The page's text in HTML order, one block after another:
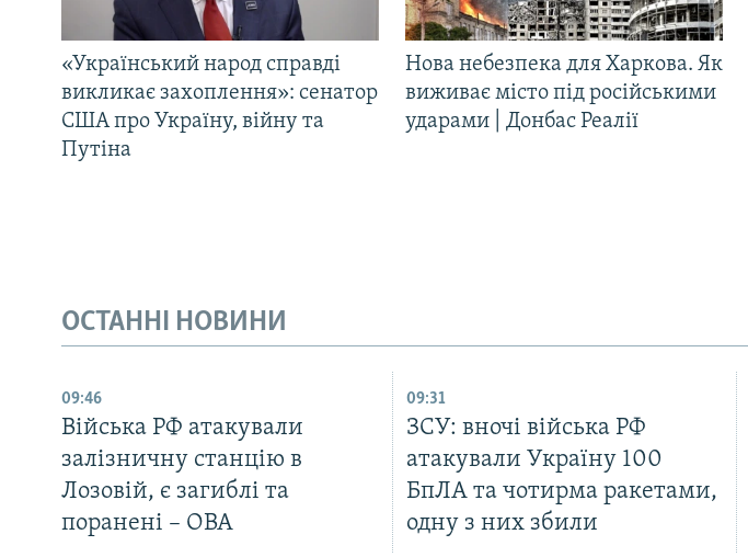
«Український народ справді
викликає захоплення»: сенатор
США про Україну, війну та
Путіна
Нова небезпека для Харкова. Як
виживає місто під російськими
ударами | Донбас Реалії
ОСТАННІ НОВИНИ
09:46
Війська РФ атакували
залізничну станцію в
Лозовій, є загиблі та
поранені – ОВА
09:31
ЗСУ: вночі війська РФ
атакували Україну 100
БпЛА та чотирма ракетами,
одну з них збили